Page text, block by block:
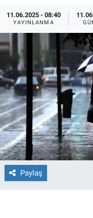
11.06.2025 - 08:40
YAYINLANMA
Paylaş
Eğitim
Ekonomi
Forum
Gerçeğin İzinde
Gün Başlıyor
Gün Bitiyor